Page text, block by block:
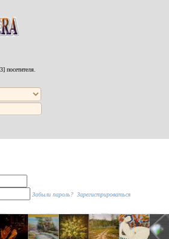
посетителя.
Забыли пароль? Зарегистрироваться